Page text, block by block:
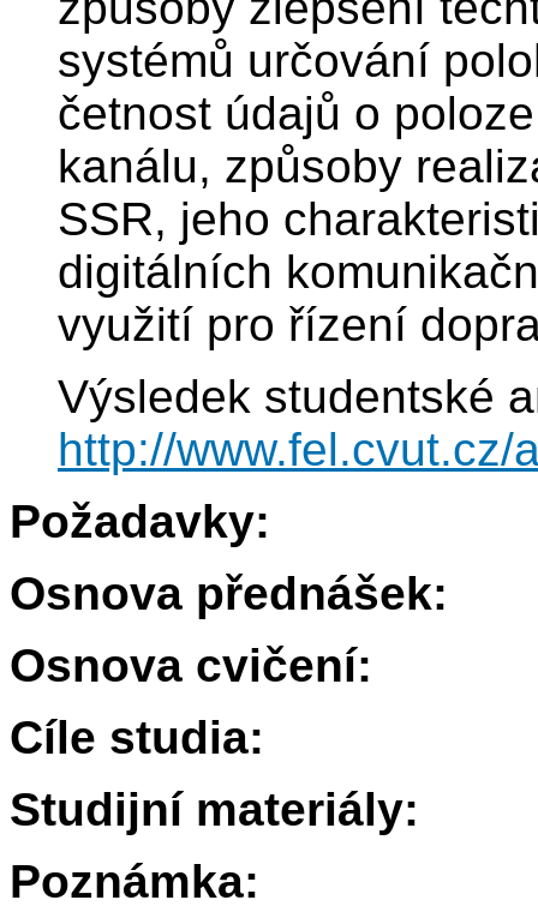
systémů určování
četnost údajů o
kanálu, způsoby
SSR, jeho
digitálních
využití pro řízení
Výsledek studentské
http://www.fel.cvut.cz/
Požadavky:
Osnova přednášek:
Osnova cvičení:
Cíle studia:
Studijní materiály:
Poznámka: